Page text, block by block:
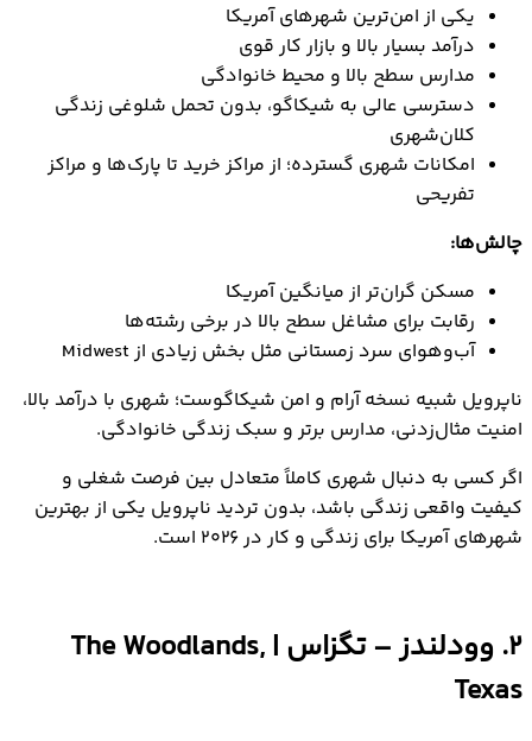
یکی از امن‌ترین شهرهای آمریکا
درآمد بسیار بالا و بازار کار قوی
مدارس سطح بالا و محیط خانوادگی
دسترسی عالی به شیکاگو، بدون تحمل شلوغی زندگی
کلان‌شهری
امکانات شهری گسترده؛ از مراکز خرید تا پارک‌ها و مراکز
تفریحی
چالش‌ها:
مسکن گران‌تر از میانگین آمریکا
رقابت برای مشاغل سطح بالا در برخی رشته‌ها
آب‌وهوای سرد زمستانی مثل بخش زیادی از Midwest
ناپرویل شبیه نسخه آرام و امن شیکاگوست؛ شهری با درآمد بالا،
امنیت مثال‌زدنی، مدارس برتر و سبک زندگی خانوادگی.
اگر کسی به دنبال شهری کاملاً متعادل بین فرصت شغلی و
کیفیت واقعی زندگی باشد، بدون تردید ناپرویل یکی از بهترین
شهرهای آمریکا برای زندگی و کار در ۲۰۲۶ است.
2. وودلندز – تگزاس | The Woodlands,
Texas